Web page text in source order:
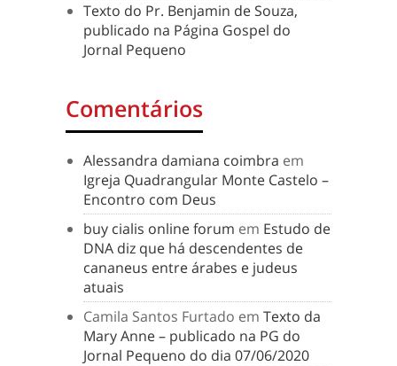
Texto do Pr. Benjamin de Souza,
publicado na Página Gospel do
Jornal Pequeno
Comentários
Alessandra damiana coimbra em
Igreja Quadrangular Monte Castelo –
Encontro com Deus
buy cialis online forum em Estudo de
DNA diz que há descendentes de
cananeus entre árabes e judeus
atuais
Camila Santos Furtado em Texto da
Mary Anne – publicado na PG do
Jornal Pequeno do dia 07/06/2020